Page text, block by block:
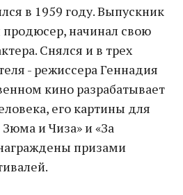
в 1959 году. Выпускник
начинал свою
Снялся и в трех
- режиссера Геннадия
кино разрабатывает
его картины для
и Чиза» и «За
призами